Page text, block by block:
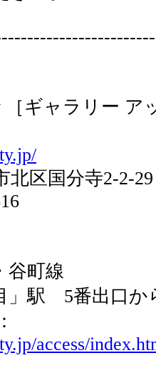
［ギャラリー ア
北区国分寺2-2-29
町線
」駅 5番出口か
access/